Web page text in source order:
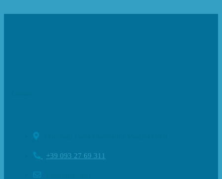
+39 093 27 69 311